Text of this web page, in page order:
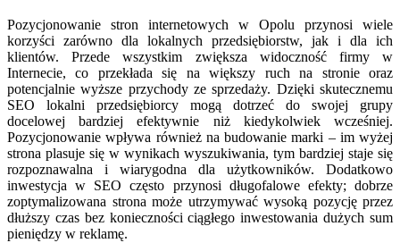
Pozycjonowanie stron internetowych w Opolu przynosi wiele
korzyści zarówno dla lokalnych przedsiębiorstw, jak i dla ich
klientów. Przede wszystkim zwiększa widoczność firmy w
Internecie, co przekłada się na większy ruch na stronie oraz
potencjalnie wyższe przychody ze sprzedaży. Dzięki skutecznemu
SEO lokalni przedsiębiorcy mogą dotrzeć do swojej grupy
docelowej bardziej efektywnie niż kiedykolwiek wcześniej.
Pozycjonowanie wpływa również na budowanie marki – im wyżej
strona plasuje się w wynikach wyszukiwania, tym bardziej staje się
rozpoznawalna i wiarygodna dla użytkowników. Dodatkowo
inwestycja w SEO często przynosi długofalowe efekty; dobrze
zoptymalizowana strona może utrzymywać wysoką pozycję przez
dłuższy czas bez konieczności ciągłego inwestowania dużych sum
pieniędzy w reklamę.